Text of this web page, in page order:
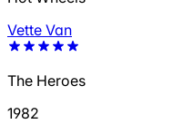
Vette Van
The Heroes
1982